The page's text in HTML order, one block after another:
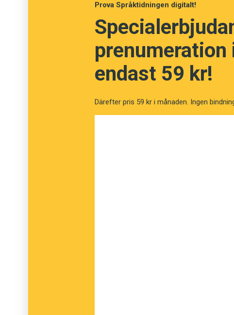
Mutism
Stumhet
Detaljrikedom
Prova Språktidningen digitalt!
prenumeration
endast 59 kr!
Därefter pris 59 kr i månaden. Ingen